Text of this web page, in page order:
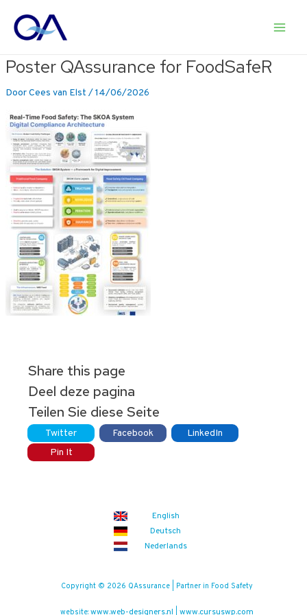
naar
Poster QAssurance for FoodSafeR
DoorCees van Elst /14/06/2026
Share this page
Deel deze pagina
Teilen Sie diese Seite
Twitter Facebook
LinkedIn
Pin It
English
Deutsch
Nederlands
Copyright © 2026 QAssurance | Partner in Food Safety
website: www.web-designers.nl www.cursuswp.com